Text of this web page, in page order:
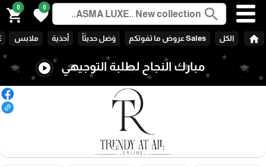
search
0
favorite
0
shopping_cart
home الكل Sales عروض ما تفوتكم وَصَل حديثَاً أحذية ملابس
مبارك النجاح لطلبة التوجيهي play_circle